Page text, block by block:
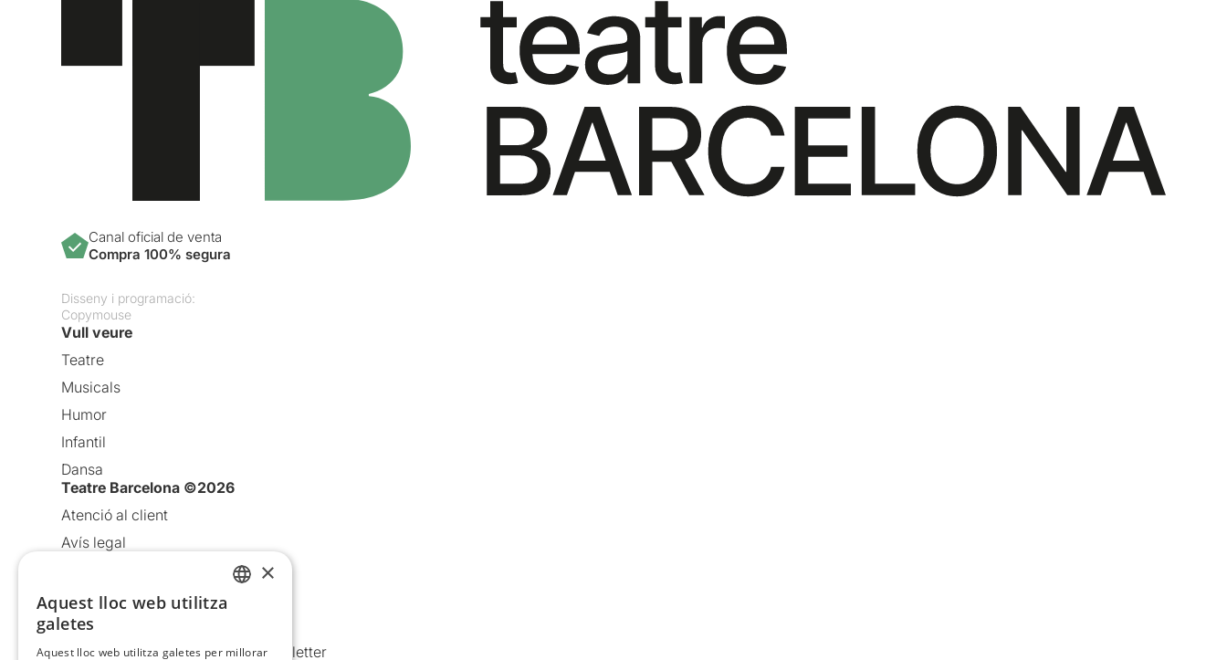
Canal oficial de venta
Compra 100% segura
Disseny i programació:
Copymouse
Vull veure
Teatre
Musicals
Humor
Infantil
Dansa
Teatre Barcelona ©2026
Atenció al client
Avís legal
Política de cookies
Condicions d’ús
Comunicacions comercials i Newsletter
×
Aquest lloc web utilitza
galetes
Aquest lloc web utilitza galetes per millorar